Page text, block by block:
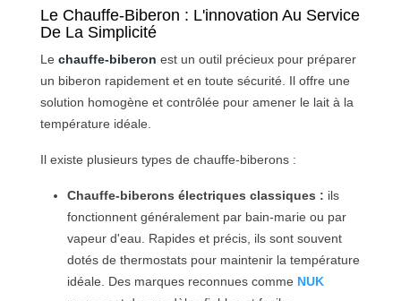
Le Chauffe-Biberon : L'innovation Au Service
De La Simplicité
Le chauffe-biberon est un outil précieux pour préparer
un biberon rapidement et en toute sécurité. Il offre une
solution homogène et contrôlée pour amener le lait à la
température idéale.
Il existe plusieurs types de chauffe-biberons :
Chauffe-biberons électriques classiques : ils
fonctionnent généralement par bain-marie ou par
vapeur d'eau. Rapides et précis, ils sont souvent
dotés de thermostats pour maintenir la température
idéale. Des marques reconnues comme NUK